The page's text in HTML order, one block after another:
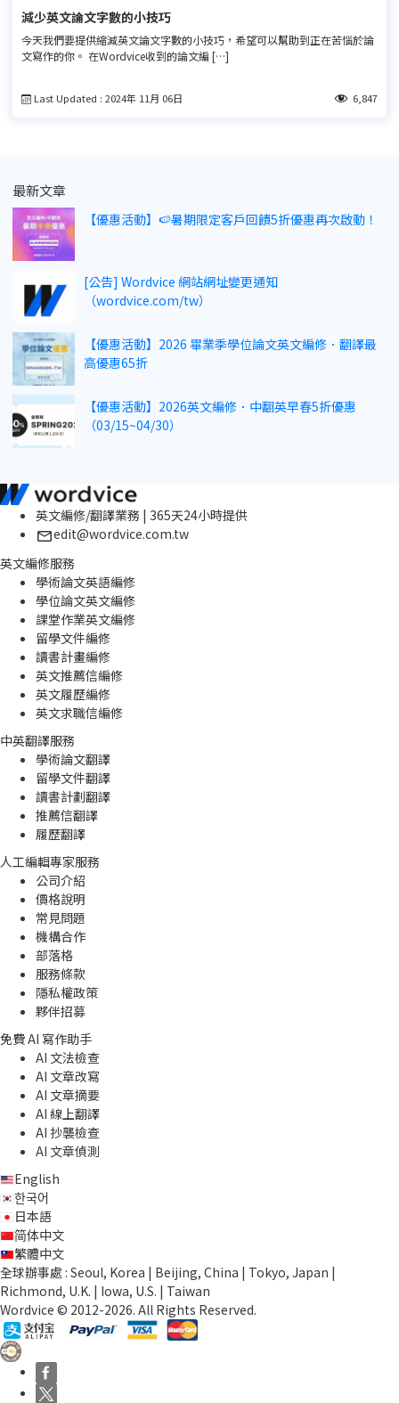
減少英文論文字數的小技巧
今天我們要提供縮減英文論文字數的小技巧，希望可以幫助到正在苦惱於論
文寫作的你。 在Wordvice收到的論文編 […]
Last Updated : 2024年 11月 06日 6,847
最新文章
【優惠活動】🍉暑期限定客戶回饋5折優惠再次啟動！
[公告] Wordvice 網站網址變更通知
（wordvice.com/tw）
【優惠活動】2026 畢業季學位論文英文編修．翻譯最
高優惠65折
【優惠活動】2026英文編修．中翻英早春5折優惠
（03/15~04/30）
英文編修/翻譯業務 | 365天24小時提供
edit@wordvice.com.tw
英文編修服務
學術論文英語編修
學位論文英文編修
課堂作業英文編修
留學文件編修
讀書計畫編修
英文推薦信編修
英文履歷編修
英文求職信編修
中英翻譯服務
學術論文翻譯
留學文件翻譯
讀書計劃翻譯
推薦信翻譯
履歷翻譯
人工編輯專家服務
公司介紹
價格說明
常見問題
機構合作
部落格
服務條款
隱私權政策
夥伴招募
免費 AI 寫作助手
AI 文法檢查
AI 文章改寫
AI 文章摘要
AI 線上翻譯
AI 抄襲檢查
AI 文章偵測
English
한국어
日本語
简体中文
繁體中文
全球辦事處 : Seoul, Korea | Beijing, China | Tokyo, Japan |
Richmond, U.K. | Iowa, U.S. | Taiwan
Wordvice © 2012-2026. All Rights Reserved.